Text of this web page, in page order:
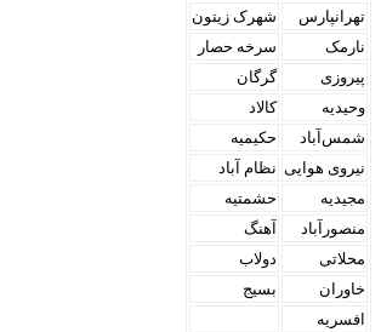
تهرانپارس
شهرک زیتون
نارمک
سرخه حصار
پیروزی
گرگان
وحیدیه
کالاد
شمس‌آباد
حکیمیه
نیروی هوایی نظام آباد
مجیدیه
حشمتیه
منصورآباد
آهنگ
محلاتی
دولاب
خاوران
بسیج
افسریه